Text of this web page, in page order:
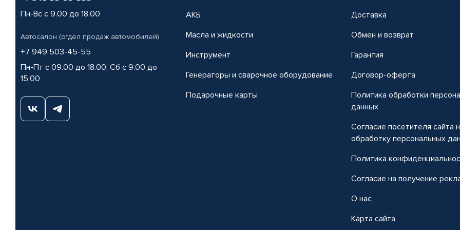
Пн-Вс с 9.00 до 18.00
Автосалон (отдел продаж автомобилей)
+7 949 503-45-55
Пн-Пт с 09.00 до 18.00, Сб с 9.00 до
15.00
АКБ
Масла и жидкости
Инструмент
Генераторы и сварочное оборудование
Подарочные карты
Доставка
Обмен и возврат
Гарантия
Договор-оферта
Политика обработки
данных
Согласие посетителя сайта
обработку персональных
Политика
Согласие на получение
О нас
Карта сайта